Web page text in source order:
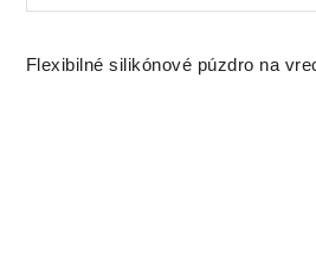
Flexibilné silikónové púzdro na